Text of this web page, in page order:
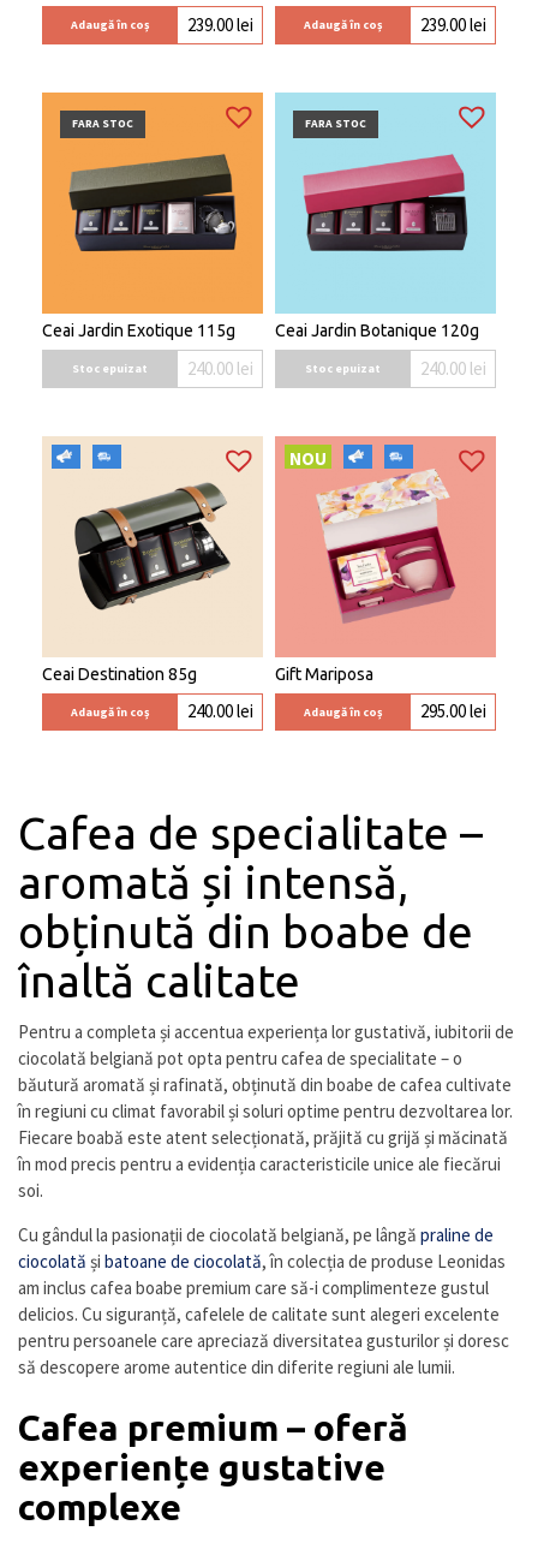
Adaugă în coș 239.00lei Adaugă în coș 239.00lei
FARA STOC
Ceai Jardin Exotique 115g
Stoc epuizat 240.00 lei
FARA STOC
Ceai Jardin Botanique 120g
Stoc epuizat 240.00 lei
Ceai Destination 85g
Adaugă în coș 240.00lei
NOU
Gift Mariposa
Adaugă în coș 295.00lei
Cafea de specialitate –
aromată și intensă,
obținută din boabe de
înaltă calitate
Pentru a completa și accentua experiența lor gustativă, iubitorii de
ciocolată belgiană pot opta pentru cafea de specialitate – o
băutură aromată și rafinată, obținută din boabe de cafea cultivate
în regiuni cu climat favorabil și soluri optime pentru dezvoltarea lor.
Fiecare boabă este atent selecționată, prăjită cu grijă și măcinată
în mod precis pentru a evidenția caracteristicile unice ale fiecărui
soi.
Cu gândul la pasionații de ciocolată belgiană, pe lângă praline de
ciocolată și batoane de ciocolată, în colecția de produse Leonidas
am inclus cafea boabe premium care să-i complimenteze gustul
delicios. Cu siguranță, cafelele de calitate sunt alegeri excelente
pentru persoanele care apreciază diversitatea gusturilor și doresc
să descopere arome autentice din diferite regiuni ale lumii.
Cafea premium – oferă
experiențe gustative
complexe